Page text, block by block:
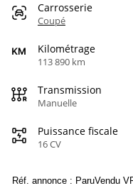
Carrosserie
Coupé
Kilométrage
113 890 km
Transmission
Manuelle
Puissance fiscale
16 CV
Réf. annonce : ParuVendu